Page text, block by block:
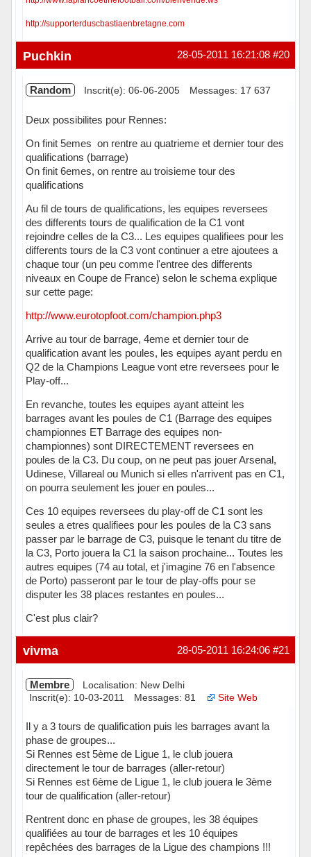
http://supporterduscbastiaenbretagne.com
Hors ligne #20
28-05-2011 16:21:08
Puchkin
Random Inscrit(e): 06-06-2005 Messages: 17 637
Deux possibilites pour Rennes:
On finit 5emes on rentre au quatrieme et dernier tour des
qualifications (barrage)
On finit 6emes, on rentre au troisieme tour des
qualifications
Au fil de tours de qualifications, les equipes reversees
des differents tours de qualification de la C1 vont
rejoindre celles de la C3... Les equipes qualifiees pour les
differents tours de la C3 vont continuer a etre ajoutees a
chaque tour (un peu comme l'entree des differents
niveaux en Coupe de France) selon le schema explique
sur cette page:
http://www.eurotopfoot.com/champion.php3
Arrive au tour de barrage, 4eme et dernier tour de
qualification avant les poules, les equipes ayant perdu en
Q2 de la Champions League vont etre reversees pour le
Play-off...
En revanche, toutes les equipes ayant atteint les
barrages avant les poules de C1 (Barrage des equipes
championnes ET Barrage des equipes non-
championnes) sont DIRECTEMENT reversees en
poules de la C3. Du coup, on ne peut pas jouer Arsenal,
Udinese, Villareal ou Munich si elles n'arrivent pas en C1,
on pourra seulement les jouer en poules...
Ces 10 equipes reversees du play-off de C1 sont les
seules a etres qualifiees pour les poules de la C3 sans
passer par le barrage de C3, puisque le tenant du titre de
la C3, Porto jouera la C1 la saison prochaine... Toutes les
autres equipes (74 au total, et j'imagine 76 en l'absence
de Porto) passeront par le tour de play-offs pour se
disputer les 38 places restantes en poules...
C'est plus clair?
Hors ligne #21
28-05-2011 16:24:06
vivma
Membre
Localisation: New Delhi
Inscrit(e): 10-03-2011
Messages: 81 Site Web
Il y a 3 tours de qualification puis les barrages avant la
phase de groupes...
Si Rennes est 5ème de Ligue 1, le club jouera
directement le tour de barrages (aller-retour)
Si Rennes est 6ème de Ligue 1, le club jouera le 3ème
tour de qualification (aller-retour)
Rentrent donc en phase de groupes, les 38 équipes
qualifiées au tour de barrages et les 10 équipes
repêchées des barrages de la Ligue des champions !!!